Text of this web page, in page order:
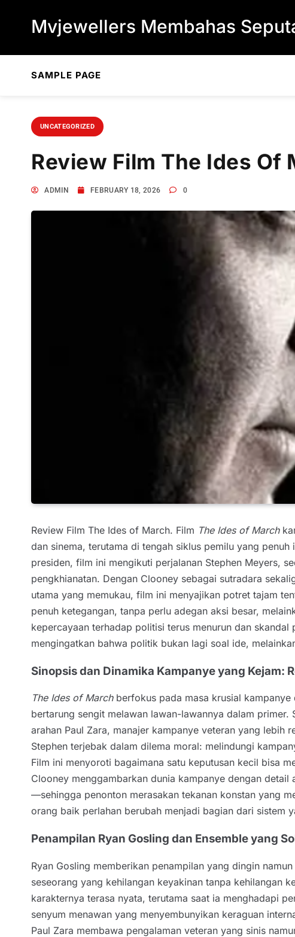
Mvjewellers Membahas
SAMPLE PAGE
UNCATEGORIZED
Review Film The Ides Of
ADMIN FEBRUARY 18, 2026 0
Review Film The Ides of March. Film The Ides of March
dan sinema, terutama di tengah siklus pemilu yang
presiden, film ini mengikuti perjalanan Stephen Meyers,
pengkhianatan. Dengan Clooney sebagai sutradara
utama yang memukau, film ini menyajikan potret tajam
penuh ketegangan, tanpa perlu adegan aksi besar,
kepercayaan terhadap politisi terus menurun dan
mengingatkan bahwa politik bukan lagi soal ide,
Sinopsis dan Dinamika Kampanye yang Kejam:
The Ides of Marchberfokus pada masa krusial kampanye
bertarung sengit melawan lawan-lawannya dalam
arahan Paul Zara, manajer kampanye veteran yang lebih
Stephen terjebak dalam dilema moral: melindungi
Film ini menyoroti bagaimana satu keputusan kecil bisa
Clooney menggambarkan dunia kampanye dengan
—sehingga penonton merasakan tekanan konstan yang
orang baik perlahan berubah menjadi bagian dari sistem
Penampilan Ryan Gosling dan Ensemble yang
Ryan Gosling memberikan penampilan yang dingin
seseorang yang kehilangan keyakinan tanpa kehilangan
karakternya terasa nyata, terutama saat ia menghadapi
senyum menawan yang menyembunyikan keraguan
Paul Zara membawa pengalaman veteran yang sinis